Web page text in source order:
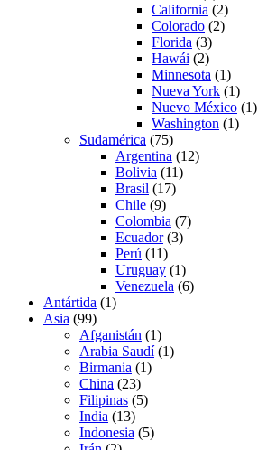
California (2)
Colorado (2)
Florida (3)
Hawái (2)
Minnesota (1)
Nueva York (1)
Nuevo México (1)
Washington (1)
Sudamérica (75)
Argentina (12)
Bolivia (11)
Brasil (17)
Chile (9)
Colombia (7)
Ecuador(3)
Perú (11)
Uruguay (1)
Venezuela (6)
Antártida (1)
Asia (99)
Afganistán (1)
Arabia Saudí(1)
Birmania (1)
China (23)
Filipinas (5)
India (13)
Indonesia (5)